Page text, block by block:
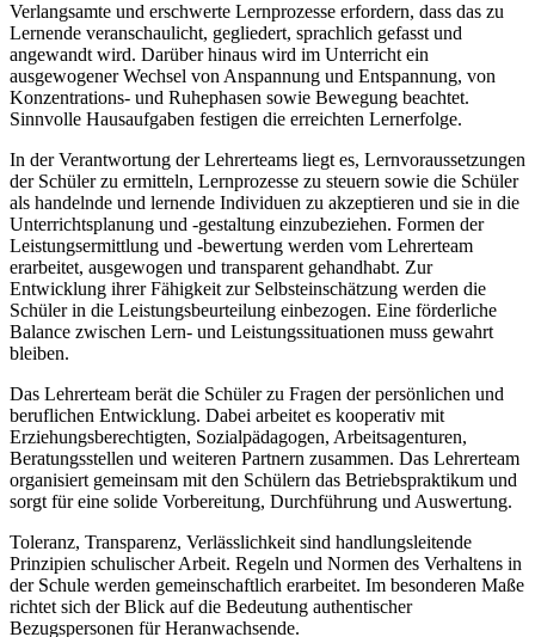
Verlangsamte und erschwerte Lernprozesse erfordern, dass das zu
Lernende veranschaulicht, gegliedert, sprachlich gefasst und
angewandt wird. Darüber hinaus wird im Unterricht ein
ausgewogener Wechsel von Anspannung und Entspannung, von
Konzentrations- und Ruhephasen sowie Bewegung beachtet.
Sinnvolle Hausaufgaben festigen die erreichten Lernerfolge.
In der Verantwortung der Lehrerteams liegt es, Lernvoraussetzungen
der Schüler zu ermitteln, Lernprozesse zu steuern sowie die Schüler
als handelnde und lernende Individuen zu akzeptieren und sie in die
Unterrichtsplanung und -gestaltung einzubeziehen. Formen der
Leistungsermittlung und -bewertung werden vom Lehrerteam
erarbeitet, ausgewogen und transparent gehandhabt. Zur
Entwicklung ihrer Fähigkeit zur Selbsteinschätzung werden die
Schüler in die Leistungsbeurteilung einbezogen. Eine förderliche
Balance zwischen Lern- und Leistungssituationen muss gewahrt
bleiben.
Das Lehrerteam berät die Schüler zu Fragen der persönlichen und
beruflichen Entwicklung. Dabei arbeitet es kooperativ mit
Erziehungsberechtigten, Sozialpädagogen, Arbeitsagenturen,
Beratungsstellen und weiteren Partnern zusammen. Das Lehrerteam
organisiert gemeinsam mit den Schülern das Betriebspraktikum und
sorgt für eine solide Vorbereitung, Durchführung und Auswertung.
Toleranz, Transparenz, Verlässlichkeit sind handlungsleitende
Prinzipien schulischer Arbeit. Regeln und Normen des Verhaltens in
der Schule werden gemeinschaftlich erarbeitet. Im besonderen Maße
richtet sich der Blick auf die Bedeutung authentischer
Bezugspersonen für Heranwachsende.